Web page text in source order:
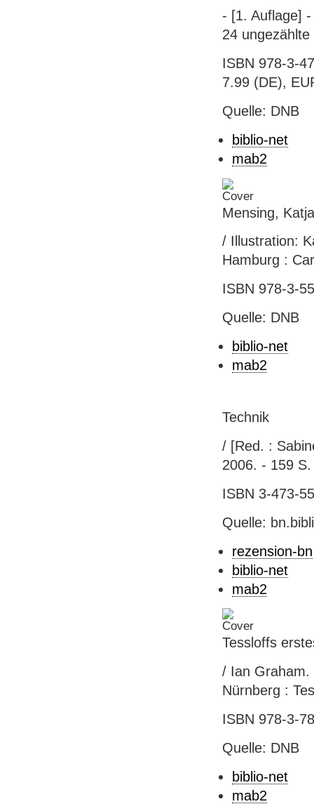
- [1. Auflage]
24
ISBN 978-3-
7.99 (DE),
Quelle: DNB
biblio-net
mab2
Mensing,
/ Illustration:
Hamburg :
ISBN 978-3-
Quelle: DNB
biblio-net
mab2
Technik
/ [Red. :
2006. - 159
ISBN 3-473-
Quelle:
rezension-bn
biblio-net
mab2
Tessloffs
/ Ian Graham.
Nürnberg :
ISBN 978-3-
Quelle: DNB
biblio-net
mab2